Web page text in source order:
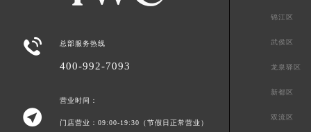
 总部服务热线
400-992-7093

营业时间：
门店营业：09:00-19:30（节假日正常营业）
锦江区
武侯区
龙泉驿区
新都区
双流区